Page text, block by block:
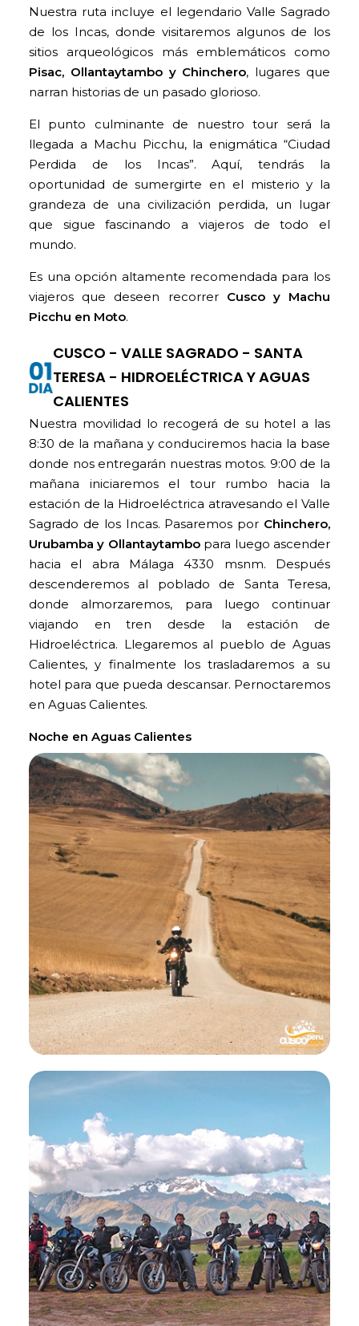
Nuestra ruta incluye el legendario Valle Sagrado
de los Incas, donde visitaremos algunos de los
sitios arqueológicos más emblemáticos como
Pisac, Ollantaytambo y Chinchero, lugares que
narran historias de un pasado glorioso.
El punto culminante de nuestro tour será la
llegada a Machu Picchu, la enigmática “Ciudad
Perdida de los Incas”. Aquí, tendrás la
oportunidad de sumergirte en el misterio y la
grandeza de una civilización perdida, un lugar
que sigue fascinando a viajeros de todo el
mundo.
Es una opción altamente recomendada para los
viajeros que deseen recorrer Cusco y Machu
Picchu en Moto.
CUSCO - VALLE SAGRADO - SANTA
TERESA - HIDROELÉCTRICA Y AGUAS
CALIENTES
Nuestra movilidad lo recogerá de su hotel a las
8:30 de la mañana y conduciremos hacia la base
donde nos entregarán nuestras motos. 9:00 de la
mañana iniciaremos el tour rumbo hacia la
estación de la Hidroeléctrica atravesando el Valle
Sagrado de los Incas. Pasaremos por Chinchero,
Urubamba y Ollantaytambopara luego ascender
hacia el abra Málaga 4330 msnm. Después
descenderemos al poblado de Santa Teresa,
donde almorzaremos, para luego continuar
viajando en tren desde la estación de
Hidroeléctrica. Llegaremos al pueblo de Aguas
Calientes, y finalmente los trasladaremos a su
hotel para que pueda descansar. Pernoctaremos
en Aguas Calientes.
Noche en Aguas Calientes